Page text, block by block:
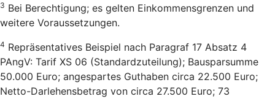
3 Bei Berechtigung; es gelten Einkommensgrenzen und
weitere Voraussetzungen.
4 Repräsentatives Beispiel nach Paragraf 17 Absatz 4
PAngV: Tarif XS 06 (Standardzuteilung); Bausparsumme
50.000 Euro; angespartes Guthaben circa 22.500 Euro;
Netto-Darlehensbetrag von circa 27.500 Euro; 73